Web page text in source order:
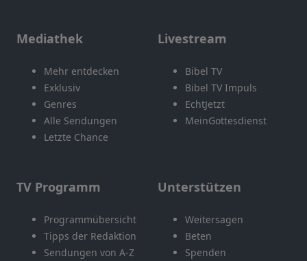
Mediathek
Mehr entdecken
Exklusiv
Genres
Alle Sendungen
Letzte Chance
Livestream
Bibel TV
Bibel TV Impuls
EchtJetzt
MeinGottesdienst
TV Programm
Programmübersicht
Tipps der Redaktion
Sendungen von A-Z
Unterstützen
Weitersagen
Beten
Spenden